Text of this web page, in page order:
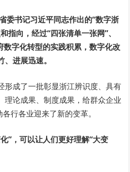
委书记习近平同志作出的“数字浙
指向，经过“四张清单一张网”、
数字化转型的实践积累，数字化改
进展迅速。
形成了一批彰显浙江辨识度、具有
理论成果、制度成果，给群众企业
行各业迎来了新的变革。
”，可以让人们更好理解“大变